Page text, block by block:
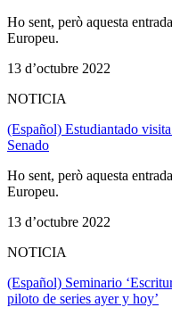
Ho sent, però aquesta
Europeu.
13 d’octubre 2022
NOTICIA
(Español) Estudiantado
Senado
Ho sent, però aquesta
Europeu.
13 d’octubre 2022
NOTICIA
(Español) Seminario
piloto de series ayer y hoy’